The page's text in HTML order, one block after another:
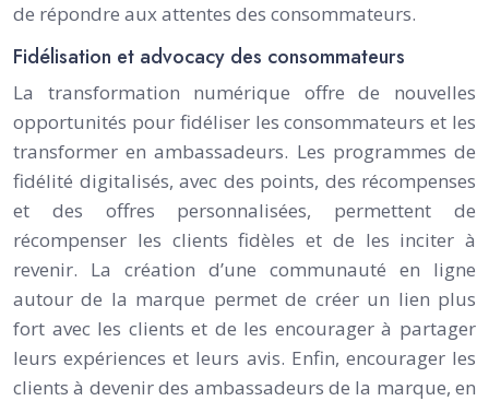
de répondre aux attentes des consommateurs.
Fidélisation et advocacy des consommateurs
La transformation numérique offre de nouvelles
opportunités pour fidéliser les consommateurs et les
transformer en ambassadeurs. Les programmes de
fidélité digitalisés, avec des points, des récompenses
et des offres personnalisées, permettent de
récompenser les clients fidèles et de les inciter à
revenir. La création d’une communauté en ligne
autour de la marque permet de créer un lien plus
fort avec les clients et de les encourager à partager
leurs expériences et leurs avis. Enfin, encourager les
clients à devenir des ambassadeurs de la marque, en